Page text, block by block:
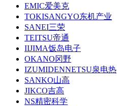
EMIC爱美克
TOKISANGYO东机产业
SANEI三荣
TEITSU帝通
IIJIMA饭岛电子
OKANO冈野
IZUMIDENNETSU泉电热
SANKO山高
JIKCO吉高
NS精密科学